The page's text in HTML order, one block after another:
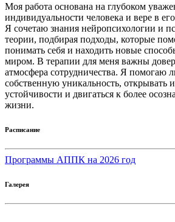
Моя работа основана на глубоком
индивидуальности человека и вере в
Я сочетаю знания нейропсихологии и
теории, подбирая подходы, которые
понимать себя и находить новые
миром. В терапии для меня важны
атмосфера сотрудничества. Я помогаю
собственную уникальность, открывать
устойчивости и двигаться к более
жизни.
Расписание
Программы АППК на 2026 год
Галерея